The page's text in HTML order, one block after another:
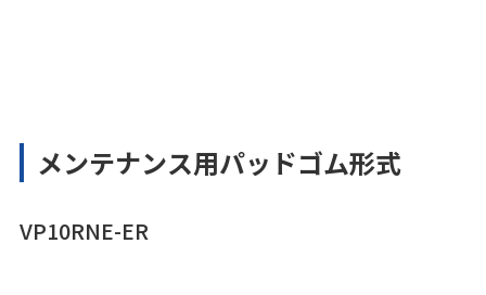
メンテナンス用パッドゴム形式
VP10RNE-ER